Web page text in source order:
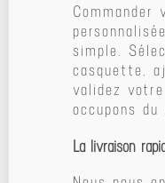
Commander
simple.
casquette,
validez
occupons du
La livraison